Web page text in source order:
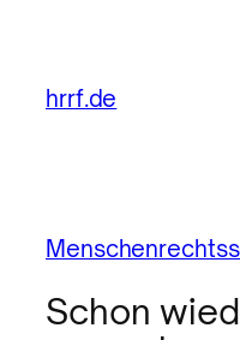
hrrf.de
Schon